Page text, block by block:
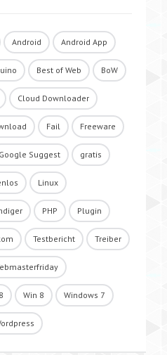
Android Android App
Best of Web BoW
Cloud Downloader
Fail Freeware
Google Suggest gratis
Linux
PHP Plugin
Testbericht Treiber
Win 8 Windows 7